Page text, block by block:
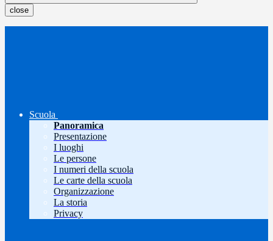
close
Scuola
Panoramica
Presentazione
I luoghi
Le persone
I numeri della scuola
Le carte della scuola
Organizzazione
La storia
Privacy